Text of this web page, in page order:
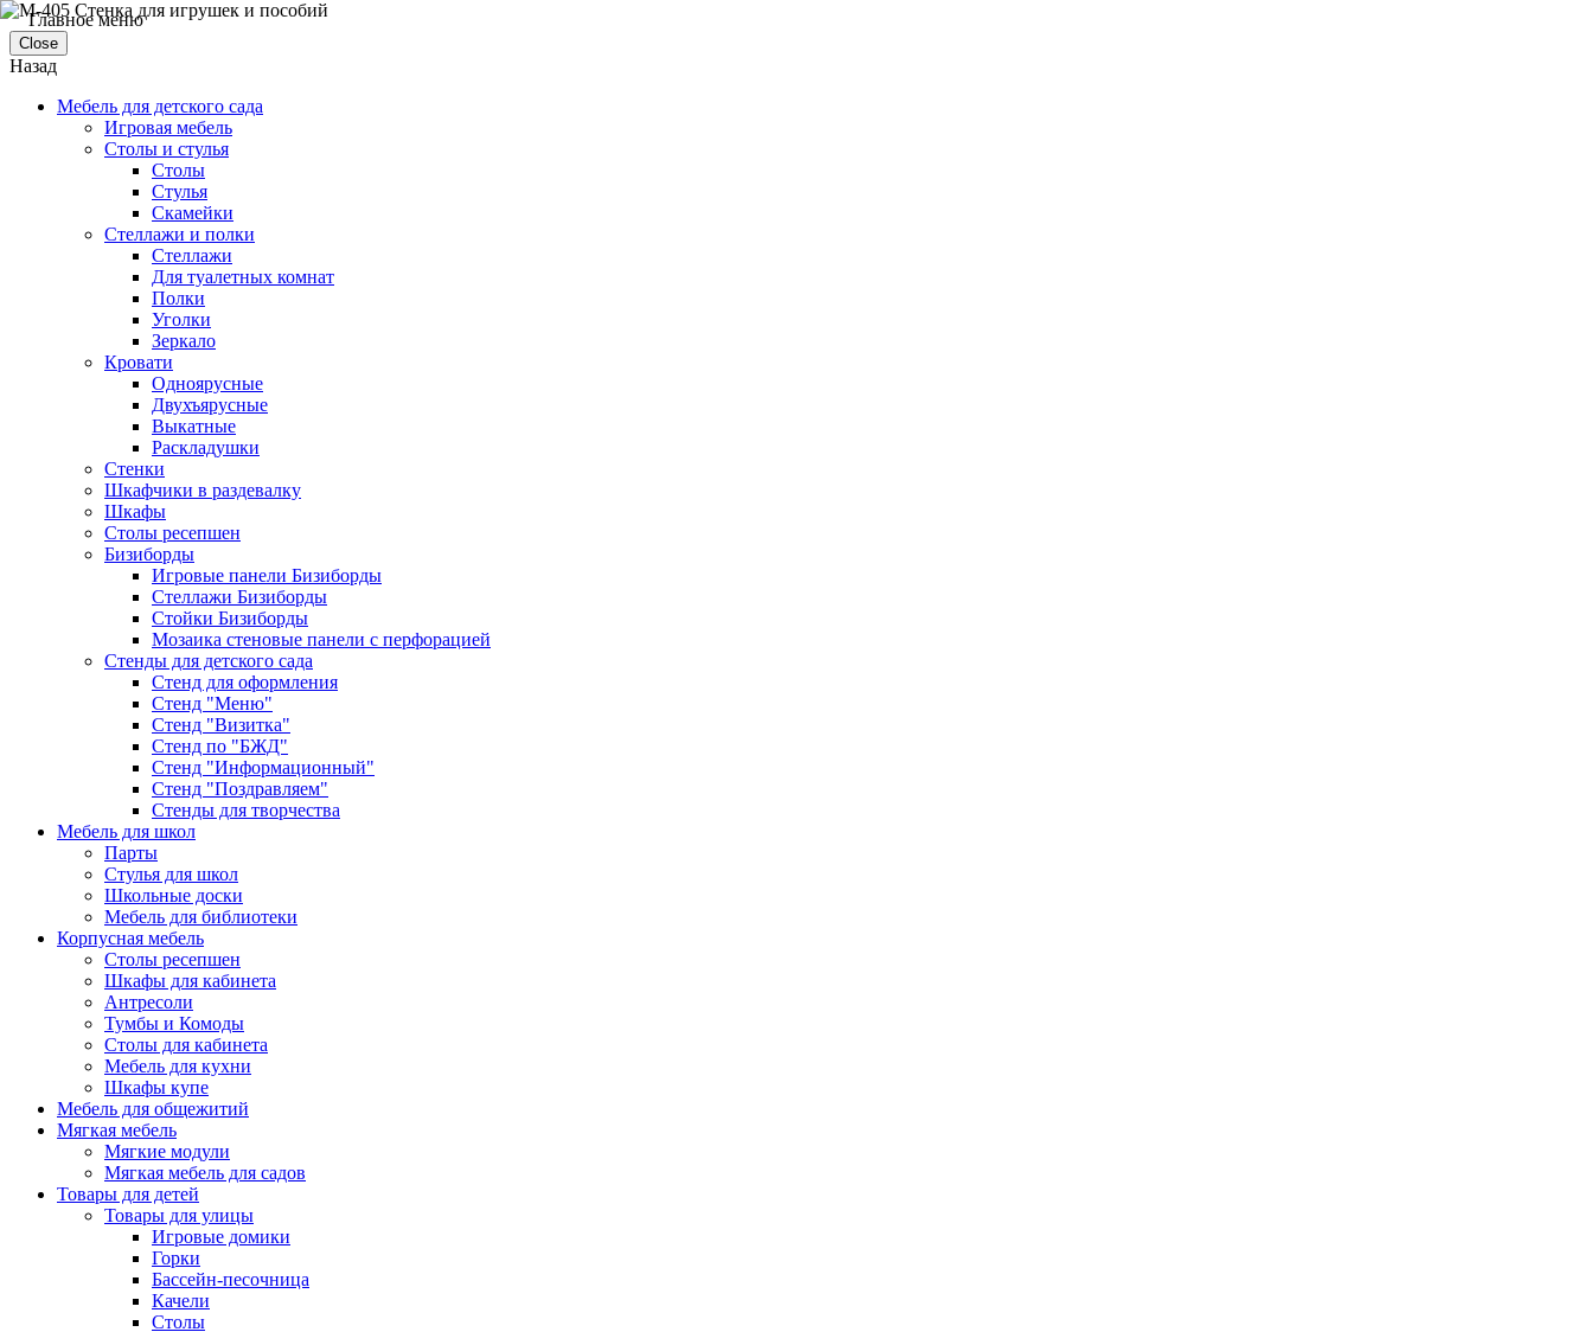
Главное меню
Close
Назад
Мебель для детского сада
Игровая мебель
Столы и стулья
Столы
Стулья
Скамейки
Стеллажи и полки
Стеллажи
Для туалетных комнат
Полки
Уголки
Зеркало
Кровати
Одноярусные
Двухъярусные
Выкатные
Раскладушки
Стенки
Шкафчики в раздевалку
Шкафы
Столы ресепшен
Бизиборды
Игровые панели Бизиборды
Стеллажи Бизиборды
Стойки Бизиборды
Мозаика стеновые панели с перфорацией
Стенды для детского сада
Стенд для оформления
Стенд "Меню"
Стенд "Визитка"
Стенд по "БЖД"
Стенд "Информационный"
Стенд "Поздравляем"
Стенды для творчества
Мебель для школ
Парты
Стулья для школ
Школьные доски
Мебель для библиотеки
Корпусная мебель
Столы ресепшен
Шкафы для кабинета
Антресоли
Тумбы и Комоды
Столы для кабинета
Мебель для кухни
Шкафы купе
Мебель для общежитий
Мягкая мебель
Мягкие модули
Мягкая мебель для садов
Товары для детей
Товары для улицы
Игровые домики
Горки
Бассейн-песочница
Качели
Столы